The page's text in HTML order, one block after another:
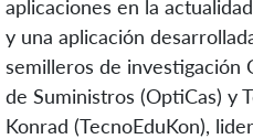
aplicaciones en la
y una aplicación
semilleros de investigación
de Suministros (OptiCas) y
Konrad (TecnoEduKon),